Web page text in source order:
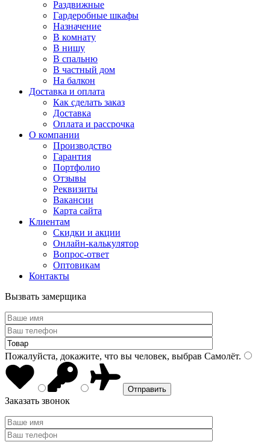
Раздвижные
Гардеробные шкафы
Назначение
В комнату
В нишу
В спальню
В частный дом
На балкон
Доставка и оплата
Как сделать заказ
Доставка
Оплата и рассрочка
О компании
Производство
Гарантия
Портфолио
Отзывы
Реквизиты
Вакансии
Карта сайта
Клиентам
Скидки и акции
Онлайн-калькулятор
Вопрос-ответ
Оптовикам
Контакты
Вызвать замерщика
Пожалуйста, докажите, что вы человек, выбрав Самолёт.
Заказать звонок